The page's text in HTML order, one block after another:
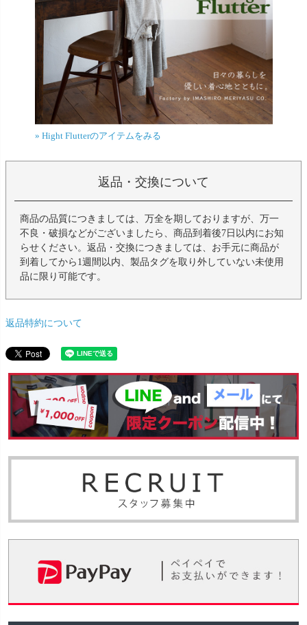
» Hight Flutterのアイテムをみる
返品・交換について
商品の品質につきましては、万全を期しておりますが、万一
不良・破損などがございましたら、商品到着後7日以内にお知
らせください。返品・交換につきましては、お手元に商品が
到着してから1週間以内、製品タグを取り外していない未使用
品に限り可能です。
返品特約について